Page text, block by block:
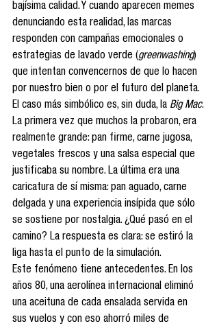
bajísima calidad. Y cuando aparecen memes
denunciando esta realidad, las marcas
responden con campañas emocionales o
estrategias de lavado verde (greenwashing)
que intentan convencernos de que lo hacen
por nuestro bien o por el futuro del planeta.
El caso más simbólico es, sin duda, la Big Mac.
La primera vez que muchos la probaron, era
realmente grande: pan firme, carne jugosa,
vegetales frescos y una salsa especial que
justificaba su nombre. La última era una
caricatura de sí misma: pan aguado, carne
delgada y una experiencia insípida que sólo
se sostiene por nostalgia. ¿Qué pasó en el
camino? La respuesta es clara: se estiró la
liga hasta el punto de la simulación.
Este fenómeno tiene antecedentes. En los
años 80, una aerolínea internacional eliminó
una aceituna de cada ensalada servida en
sus vuelos y con eso ahorró miles de